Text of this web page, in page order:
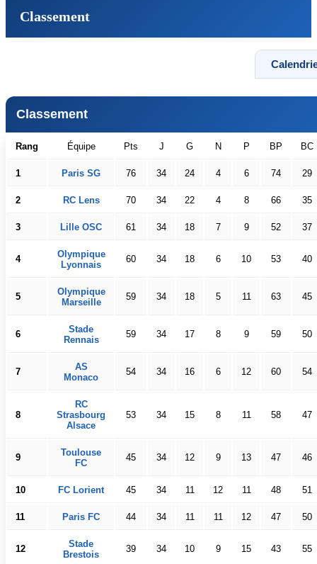
Classement
Classement
Rang Équipe Pts J G N P BP BC
1 Paris SG 76 34 24 4 6 74 29
2 RC Lens 70 34 22 4 8 66 35
3 Lille OSC 61 34 18 7 9 52 37
4
Olympique
Lyonnais
60 34 18 6 10 53 40
5
Olympique
Marseille
59 34 18 5 11 63 45
6
Stade
Rennais
59 34 17 8 9 59 50
7
AS
Monaco
54 34 16 6 12 60 54
8
RC
Strasbourg
Alsace
53 34 15 8 11 58 47
9
Toulouse
FC
45 34 12 9 13 47 46
10 FC Lorient 45 34 11 12 11 48 51
11 Paris FC 44 34 11 11 12 47 50
12
Stade
Brestois
39 34 10 9 15 43 55